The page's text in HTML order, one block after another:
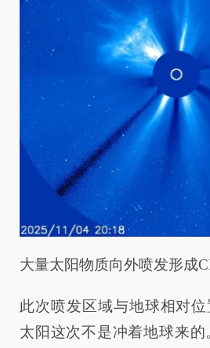
大量太阳物质向外喷发形成
此次喷发区域与地球相对
太阳这次不是冲着地球来